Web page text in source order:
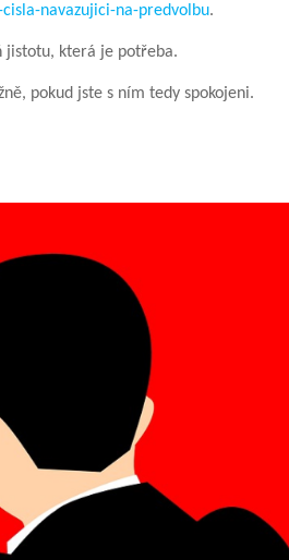
navazujici-na-predvolbu.
jistotu, která je potřeba.
pokud jste s ním tedy spokojeni.